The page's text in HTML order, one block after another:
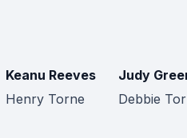
Keanu Reeves
Henry Torne
Judy
Debbie